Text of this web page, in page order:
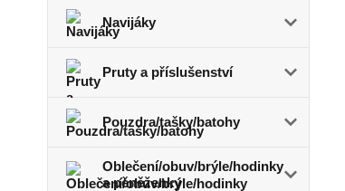
Navijáky
Pruty a příslušenství
Pouzdra/tašky/batohy
Oblečení/obuv/brýle/hodinky
a pěněženky